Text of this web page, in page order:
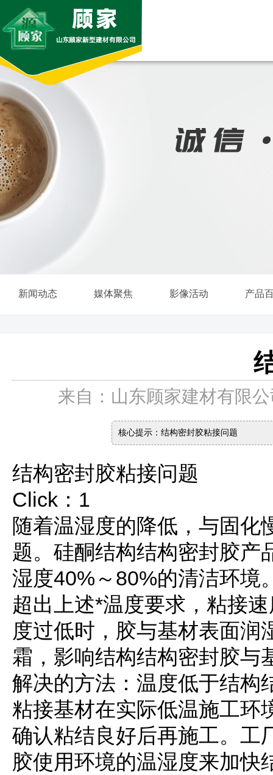
新闻动态 媒体聚焦 影像活动 产品
来自：山东顾家建材有限
核心提示：结构密封胶粘接问题
结构密封胶粘接问题
Click：1
随着温湿度的降低，与固化
题。硅酮结构结构密封胶
湿度40%～80%的清洁环境
超出上述*温度要求，粘接
度过低时，胶与基材表面润
霜，影响结构结构密封胶与
解决的方法：温度低于结
粘接基材在实际低温施工环
确认粘结良好后再施工。工
胶使用环境的温湿度来加快